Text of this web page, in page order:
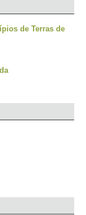
de Terras de